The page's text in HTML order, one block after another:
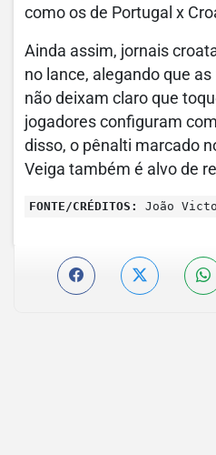
como os de Portugal x
Ainda assim, jornais
no lance, alegando que
não deixam claro que
jogadores configuram
disso, o pênalti marcado
Veiga também é alvo de
FONTE/CRÉDITOS: João